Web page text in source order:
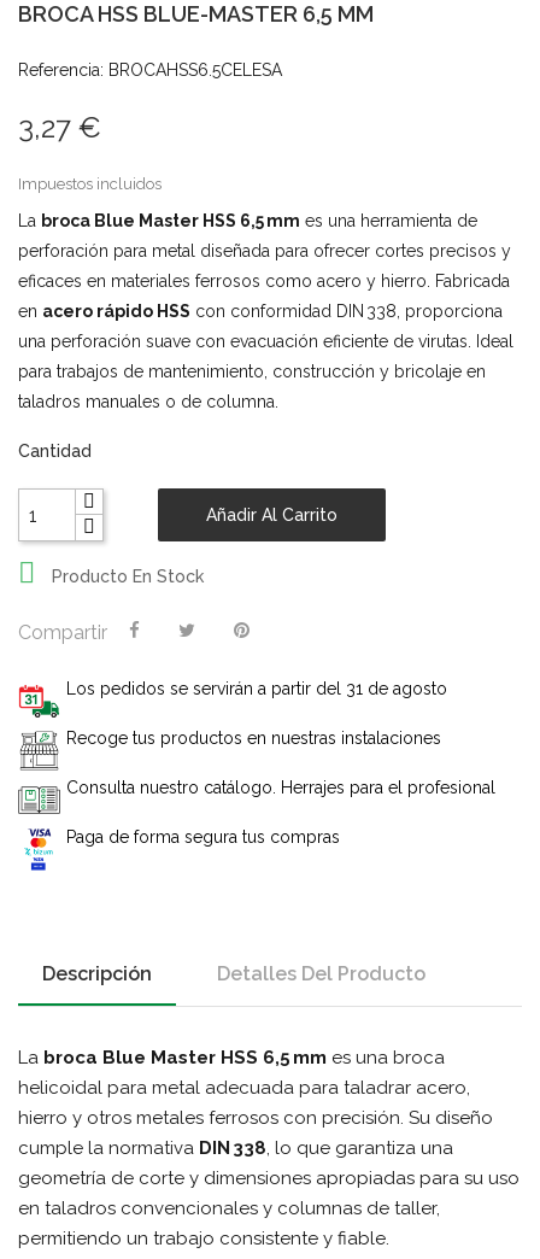
BROCA HSS BLUE-MASTER 6,5 MM
Referencia: BROCAHSS6.5CELESA
3,27 €
Impuestos incluidos
La broca Blue Master HSS 6,5 mm es una herramienta de
perforación para metal diseñada para ofrecer cortes precisos y
eficaces en materiales ferrosos como acero y hierro. Fabricada
en acero rápido HSS con conformidad DIN 338, proporciona
una perforación suave con evacuación eficiente de virutas. Ideal
para trabajos de mantenimiento, construcción y bricolaje en
taladros manuales o de columna.
Cantidad
Añadir Al Carrito
 Producto En Stock
Compartir
Los pedidos se servirán a partir del 31 de agosto
Recoge tus productos en nuestras instalaciones
Consulta nuestro catálogo. Herrajes para el profesional
Paga de forma segura tus compras
Descripción Detalles Del Producto
La broca Blue Master HSS 6,5 mm es una broca
helicoidal para metal adecuada para taladrar acero,
hierro y otros metales ferrosos con precisión. Su diseño
cumple la normativa DIN 338, lo que garantiza una
geometría de corte y dimensiones apropiadas para su uso
en taladros convencionales y columnas de taller,
permitiendo un trabajo consistente y fiable.